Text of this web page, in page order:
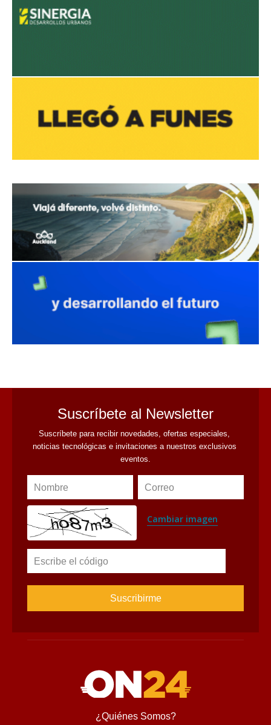
Suscríbete al Newsletter
Suscríbete para recibir novedades, ofertas especiales,
noticias tecnológicas e invitaciones a nuestros exclusivos
eventos.
Nombre Correo
Cambiar imagen
Escribe el código
¿Quiénes Somos?